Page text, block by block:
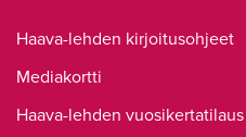
Haava-lehden kirjoitusohjeet
Mediakortti
Haava-lehden vuosikertatilaus